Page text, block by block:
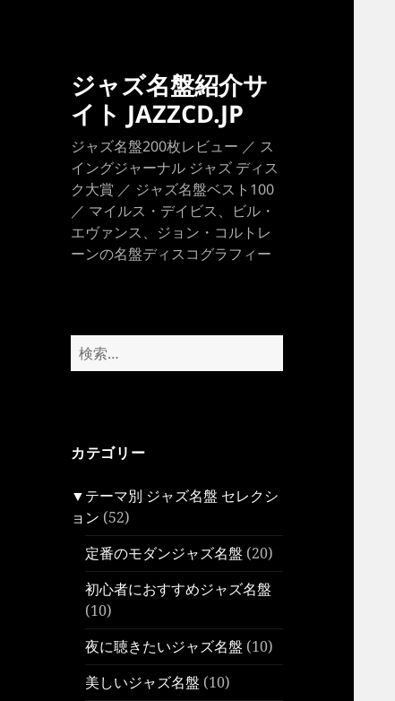
ジャズ名盤紹介サ
イト JAZZCD.JP
ジャズ名盤200枚レビュー ／ ス
イングジャーナル ジャズ ディス
ク大賞 ／ ジャズ名盤ベスト100
／ マイルス・デイビス、ビル・
エヴァンス、ジョン・コルトレ
ーンの名盤ディスコグラフィー
検
索:
カテゴリー
▼テーマ別 ジャズ名盤 セレクシ
ョン (52)
定番のモダンジャズ名盤 (20)
初心者におすすめジャズ名盤
(10)
夜に聴きたいジャズ名盤 (10)
美しいジャズ名盤 (10)